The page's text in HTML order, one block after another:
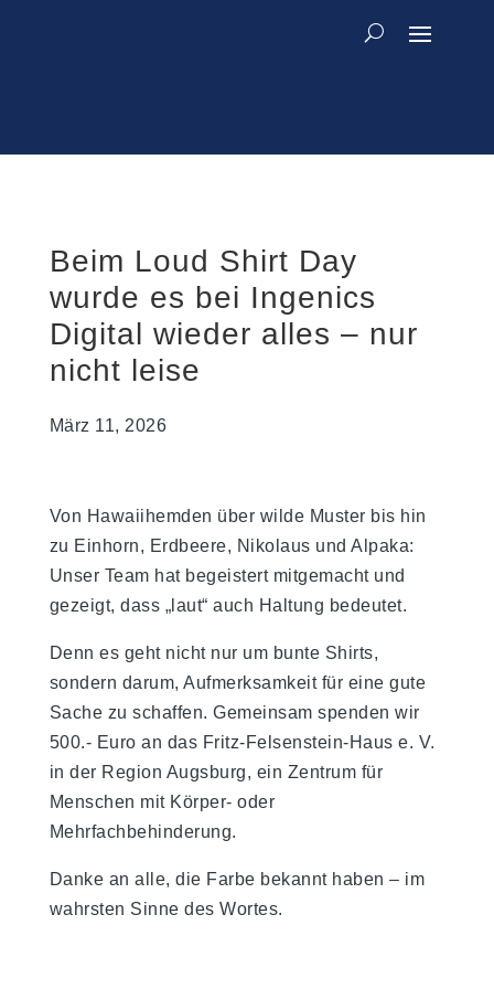
Beim Loud Shirt Day
wurde es bei Ingenics
Digital wieder alles – nur
nicht leise
März 11, 2026
Von Hawaiihemden über wilde Muster bis hin
zu Einhorn, Erdbeere, Nikolaus und Alpaka:
Unser Team hat begeistert mitgemacht und
gezeigt, dass „laut“ auch Haltung bedeutet.
Denn es geht nicht nur um bunte Shirts,
sondern darum, Aufmerksamkeit für eine gute
Sache zu schaffen. Gemeinsam spenden wir
500.- Euro an das Fritz-Felsenstein-Haus e. V.
in der Region Augsburg, ein Zentrum für
Menschen mit Körper- oder
Mehrfachbehinderung.
Danke an alle, die Farbe bekannt haben – im
wahrsten Sinne des Wortes.